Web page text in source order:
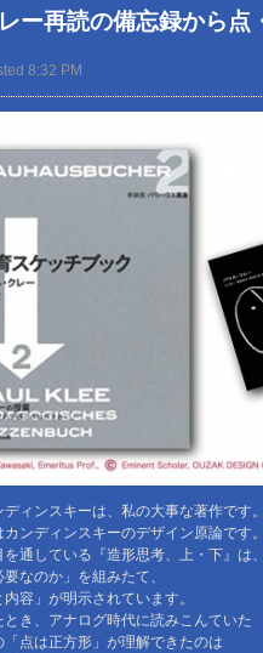
ー再読の備忘録から点
8:32 PM
ィンスキーは、私の大事な著作です
カンディンスキーのデザイン原論です
通している『造形思考、上・下』は
なのか」を組みたて、
容」が明示されています。
き、アナログ時代に読みこんていた
「点は正方形」が理解できたのは